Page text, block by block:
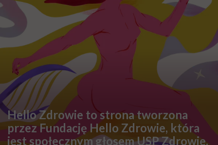
Hello Zdrowie to strona tworzona
przez Fundację Hello Zdrowie, która
jest społecznym głosem USP Zdrowie.